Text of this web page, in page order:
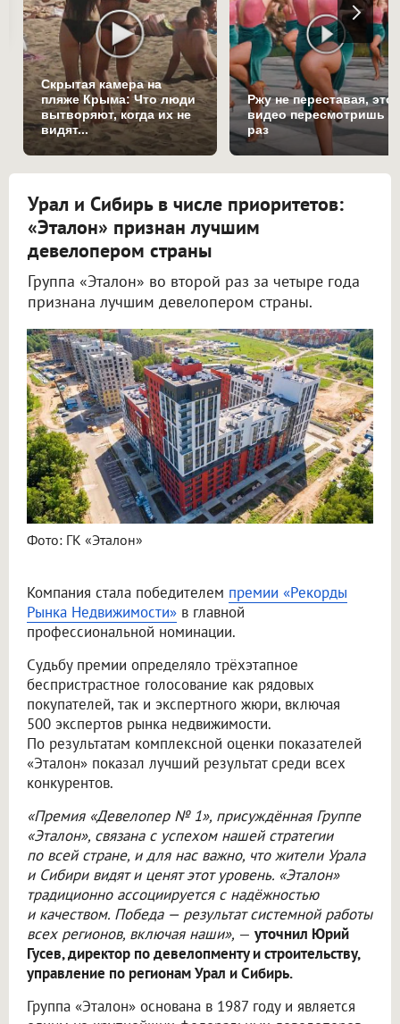
Скрытая камера на
пляже Крыма: Что люди
вытворяют, когда их не
видят...
Ржу не переставая, это
видео пересмотришь
раз
Урал и Сибирь в числе приоритетов:
«Эталон» признан лучшим
девелопером страны
Группа «Эталон» во второй раз за четыре года
признана лучшим девелопером страны.
Фото: ГК «Эталон»
Компания стала победителем премии «Рекорды
Рынка Недвижимости» в главной
профессиональной номинации.
Судьбу премии определяло трёхэтапное
беспристрастное голосование как рядовых
покупателей, так и экспертного жюри, включая
500 экспертов рынка недвижимости.
По результатам комплексной оценки показателей
«Эталон» показал лучший результат среди всех
конкурентов.
«Премия «Девелопер № 1», присуждённая Группе
«Эталон», связана с успехом нашей стратегии
по всей стране, и для нас важно, что жители Урала
и Сибири видят и ценят этот уровень. «Эталон»
традиционно ассоциируется с надёжностью
и качеством. Победа — результат системной работы
всех регионов, включая наши», — уточнил Юрий
Гусев, директор по девелопменту и строительству,
управление по регионам Урал и Сибирь.
Группа «Эталон» основана в 1987 году и является